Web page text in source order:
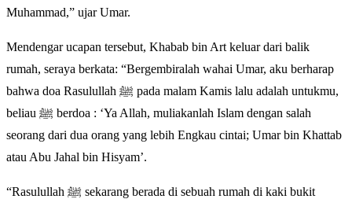
Muhammad,” ujar Umar.
Mendengar ucapan tersebut, Khabab bin Art keluar dari balik
rumah, seraya berkata: “Bergembiralah wahai Umar, aku berharap
bahwa doa Rasulullah ﷺ pada malam Kamis lalu adalah untukmu,
beliau ﷺ berdoa : ‘Ya Allah, muliakanlah Islam dengan salah
seorang dari dua orang yang lebih Engkau cintai; Umar bin Khattab
atau Abu Jahal bin Hisyam’.
“Rasulullah ﷺ sekarang berada di sebuah rumah di kaki bukit